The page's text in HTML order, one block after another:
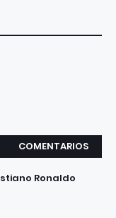
COMENTARIOS
Ronaldo